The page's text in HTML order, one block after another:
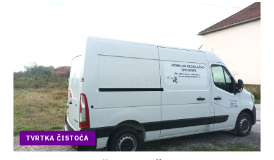
TVRTKA ČISTOĆA